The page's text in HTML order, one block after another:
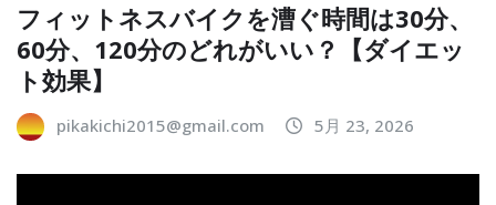
フィットネスバイクを漕ぐ時間は30分、
60分、120分のどれがいい？【ダイエッ
ト効果】
pikakichi2015@gmail.com 5月 23, 2026